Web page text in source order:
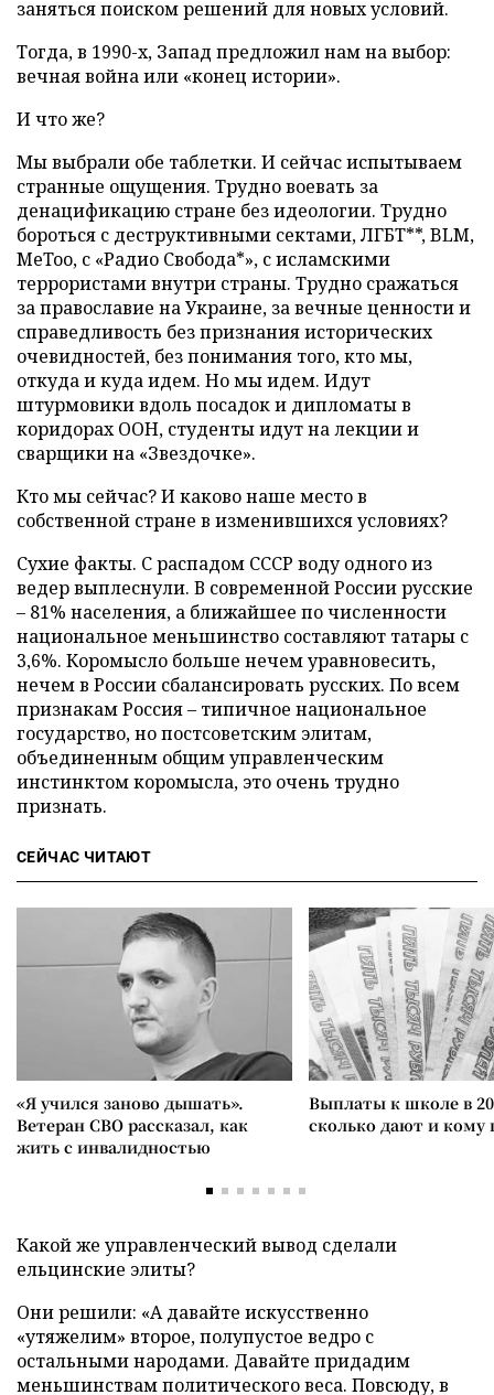
заняться поиском решений для новых условий.
Тогда, в 1990-х, Запад предложил нам на выбор:
вечная война или «конец истории».
И что же?
Мы выбрали обе таблетки. И сейчас испытываем
странные ощущения. Трудно воевать за
денацификацию стране без идеологии. Трудно
бороться с деструктивными сектами, ЛГБТ**, BLM,
MeToo, с «Радио Свобода*», с исламскими
террористами внутри страны. Трудно сражаться
за православие на Украине, за вечные ценности и
справедливость без признания исторических
очевидностей, без понимания того, кто мы,
откуда и куда идем. Но мы идем. Идут
штурмовики вдоль посадок и дипломаты в
коридорах ООН, студенты идут на лекции и
сварщики на «Звездочке».
Кто мы сейчас? И каково наше место в
собственной стране в изменившихся условиях?
Сухие факты. С распадом СССР воду одного из
ведер выплеснули. В современной России русские
– 81% населения, а ближайшее по численности
национальное меньшинство составляют татары с
3,6%. Коромысло больше нечем уравновесить,
нечем в России сбалансировать русских. По всем
признакам Россия – типичное национальное
государство, но постсоветским элитам,
объединенным общим управленческим
инстинктом коромысла, это очень трудно
признать.
СЕЙЧАС ЧИТАЮТ
«Я учился заново дышать».
Ветеран СВО рассказал, как
жить с инвалидностью
Выплаты к школе в
сколько дают и
Какой же управленческий вывод сделали
ельцинские элиты?
Они решили: «А давайте искусственно
«утяжелим» второе, полупустое ведро с
остальными народами. Давайте придадим
меньшинствам политического веса. Повсюду, в